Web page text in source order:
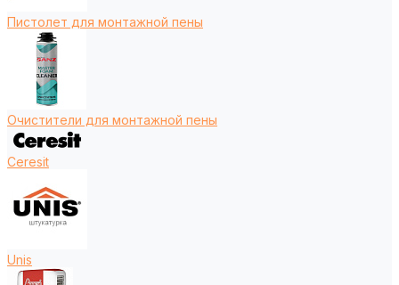
Пистолет для монтажной пены
Очистители для монтажной пены
Ceresit
Unis